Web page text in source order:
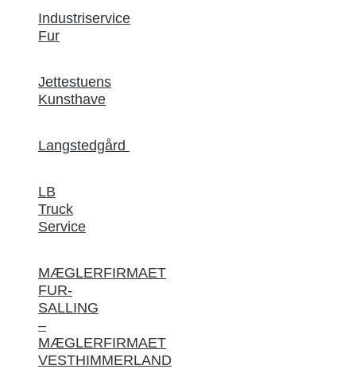
Industriservice
Fur
Jettestuens
Kunsthave
Langstedgård
LB
Truck
Service
MÆGLERFIRMAET
FUR-
SALLING
–
MÆGLERFIRMAET
VESTHIMMERLAND